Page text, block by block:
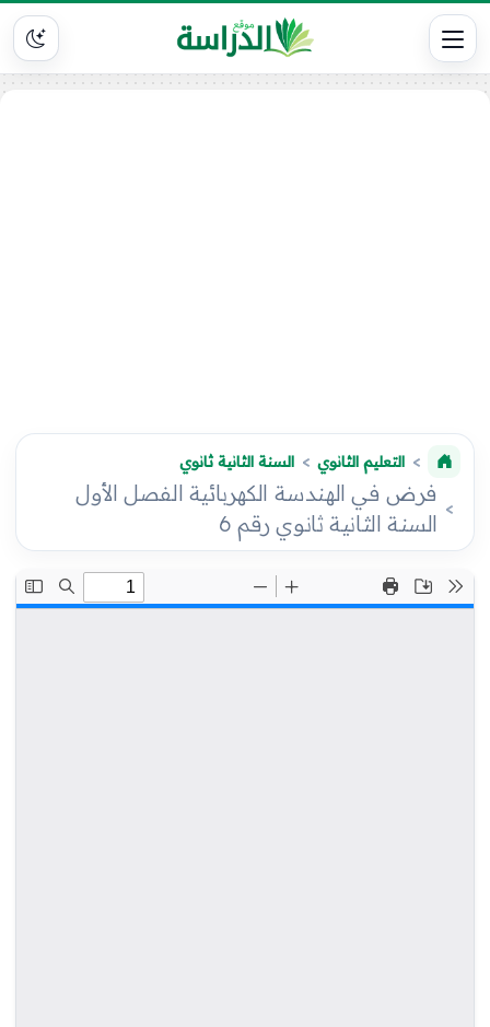
التعليم الثانوي السنة الثانية ثانوي
فرض في الهندسة الكهربائية الفصل الأول
السنة الثانية ثانوي رقم 6